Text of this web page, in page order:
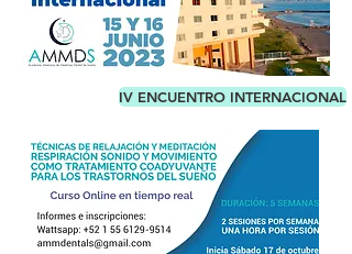
IV ENCUENTRO INTERNACIONAL